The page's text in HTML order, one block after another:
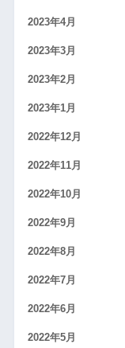
2023年4月
2023年3月
2023年2月
2023年1月
2022年12月
2022年11月
2022年10月
2022年9月
2022年8月
2022年7月
2022年6月
2022年5月